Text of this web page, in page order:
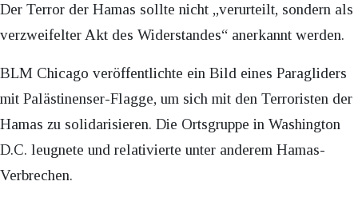
Der Terror der Hamas sollte nicht „verurteilt, sondern als
verzweifelter Akt des Widerstandes“ anerkannt werden.
BLM Chicago veröffentlichte ein Bild eines Paragliders
mit Palästinenser-Flagge, um sich mit den Terroristen der
Hamas zu solidarisieren. Die Ortsgruppe in Washington
D.C. leugnete und relativierte unter anderem Hamas-
Verbrechen.